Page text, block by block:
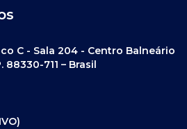
C - Sala 204 - Centro Balneário
88330-711 – Brasil